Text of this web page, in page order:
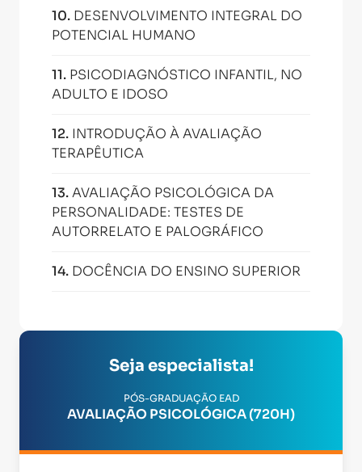
10. DESENVOLVIMENTO INTEGRAL DO
POTENCIAL HUMANO
11. PSICODIAGNÓSTICO INFANTIL, NO
ADULTO E IDOSO
12. INTRODUÇÃO À AVALIAÇÃO
TERAPÊUTICA
13.AVALIAÇÃO PSICOLÓGICA DA
PERSONALIDADE: TESTES DE
AUTORRELATO E PALOGRÁFICO
14. DOCÊNCIA DO ENSINO SUPERIOR
Seja especialista!
PÓS-GRADUAÇÃO EAD
AVALIAÇÃO PSICOLÓGICA (720H)